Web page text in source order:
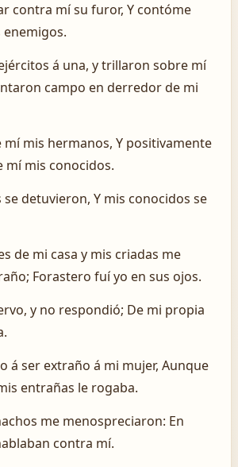
contra mí su furor, Y contóme
á una, y trillaron sobre mí
campo en derredor de mi
mí mis hermanos, Y positivamente
mí mis conocidos.
detuvieron, Y mis conocidos se
de mi casa y mis criadas me
Forastero fuí yo en sus ojos.
y no respondió; De mi propia
á ser extraño á mi mujer, Aunque
entrañas le rogaba.
me menospreciaron: En
contra mí.